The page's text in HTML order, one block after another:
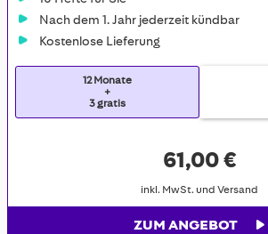
Nach dem 1. Jahr jederzeit kündbar
Kostenlose Lieferung
12 Monate
+
3 gratis
61,00 €
inkl. MwSt. und Versand
ZUM ANGEBOT